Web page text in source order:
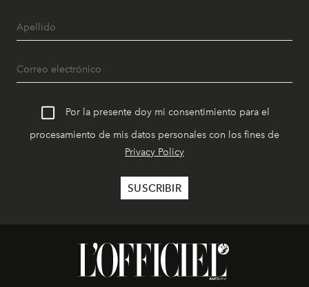
Por la presente doy mi consentimiento para el
procesamiento de mis datos personales con los fines de
Privacy Policy